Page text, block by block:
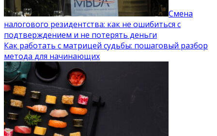
Смена
налогового резидентства: как не ошибиться с
подтверждением и не потерять деньги
Как работать с матрицей судьбы: пошаговый разбор
метода для начинающих